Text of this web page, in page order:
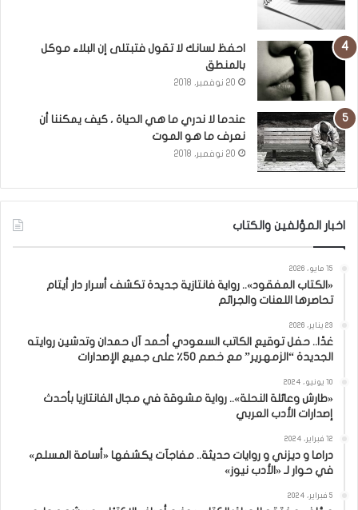
احفظ لسانك لا تقول فتبتلى إن البلاء موكل
بالمنطق
20 نوفمبر، 2018
عندما لا ندري ما هي الحياة ، كيف يمكننا أن
نعرف ما هو الموت
20 نوفمبر، 2018
اخبار المؤلفين والكتاب
15 مايو، 2026
«الكتاب المفقود».. رواية فانتازية جديدة تكشف أسرار دار أيتام
تحاصرها اللعنات والجرائم
23 يناير، 2026
غدًا.. حفل توقيع الكاتب السعودي أحمد آل حمدان وتدشين روايته
الجديدة “الزمهرير” مع خصم 50٪ على جميع الإصدارات
10 يونيو، 2024
«طارش وعائلة النحلة».. رواية مشوقة في مجال الفانتازيا بأحدث
إصدارات الأدب العربي
12 فبراير، 2024
دراما و ديزني و روايات حديثة.. مفاجآت يكشفها «أسامة المسلم»
في حوار لـ «الأدب نيوز»
5 فبراير، 2024